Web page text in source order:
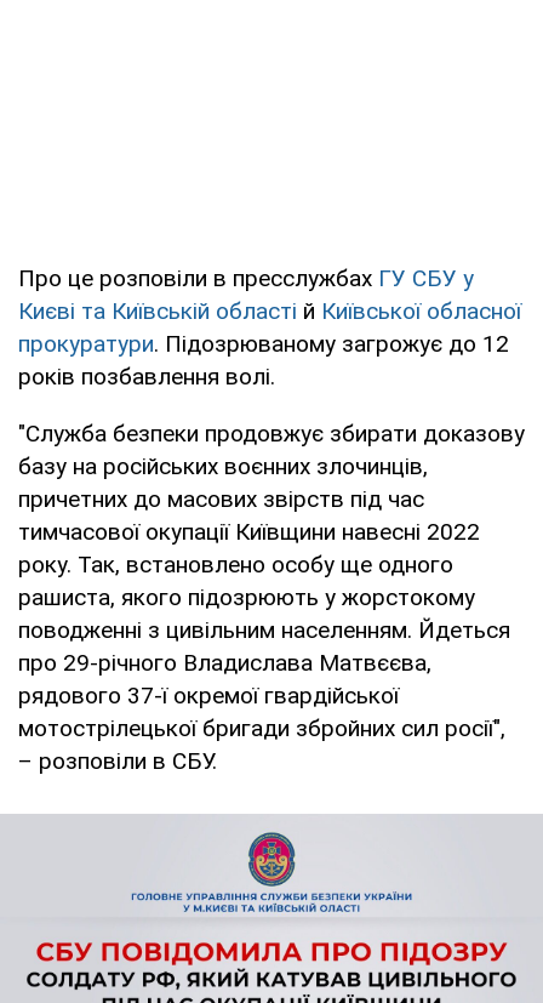
Про це розповіли в пресслужбах ГУ СБУ у
Києві та Київській області й Київської обласної
прокуратури. Підозрюваному загрожує до 12
років позбавлення волі.
"Служба безпеки продовжує збирати доказову
базу на російських воєнних злочинців,
причетних до масових звірств під час
тимчасової окупації Київщини навесні 2022
року. Так, встановлено особу ще одного
рашиста, якого підозрюють у жорстокому
поводженні з цивільним населенням. Йдеться
про 29-річного Владислава Матвєєва,
рядового 37-ї окремої гвардійської
мотострілецької бригади збройних сил росії",
– розповіли в СБУ.